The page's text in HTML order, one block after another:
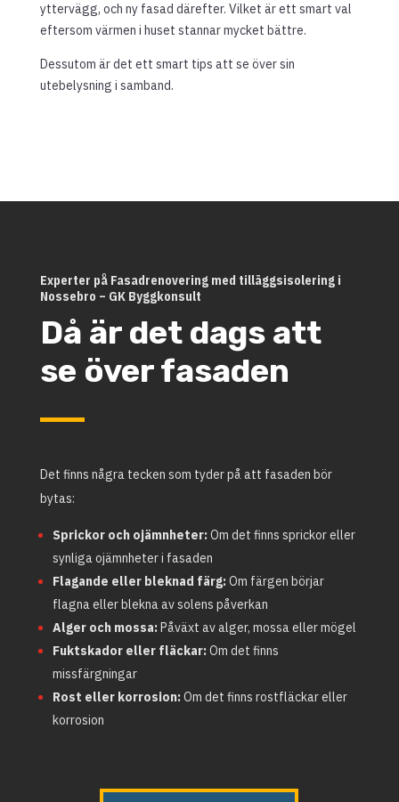
yttervägg, och ny fasad därefter. Vilket är ett smart val
eftersom värmen i huset stannar mycket bättre.
Dessutom är det ett smart tips att se över sin
utebelysning i samband.
Experter på Fasadrenovering med tilläggsisolering i
Nossebro – GK Byggkonsult
Då är det dags att
se över fasaden
Det finns några tecken som tyder på att fasaden bör
bytas:
Sprickor och ojämnheter:Om det finns sprickor eller
synliga ojämnheter i fasaden
Flagande eller bleknad färg:Om färgen börjar
flagna eller blekna av solens påverkan
Alger och mossa:Påväxt av alger, mossa eller mögel
Fuktskador eller fläckar:Om det finns
missfärgningar
Rost eller korrosion:Om det finns rostfläckar eller
korrosion